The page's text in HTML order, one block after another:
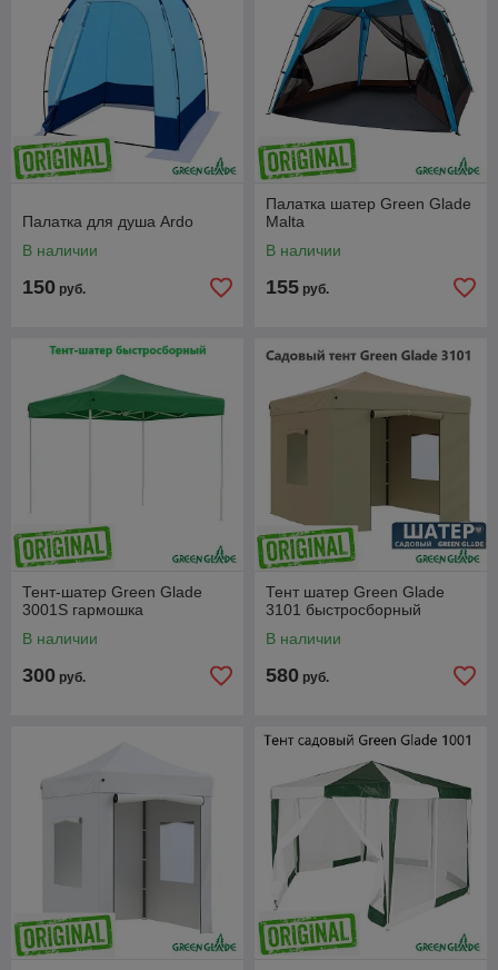
Палатка для душа Ardo
В наличии
150 руб.
Палатка шатер Green Glade
Malta
В наличии
155 руб.
Тент-шатер Green Glade
3001S гармошка
В наличии
300 руб.
Тент шатер Green Glade
3101 быстросборный
В наличии
580 руб.